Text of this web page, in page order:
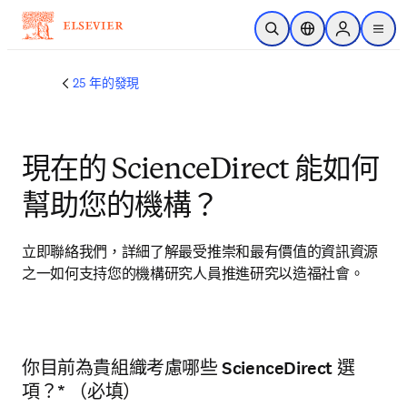
跳到主要內容
公開搜尋位置選擇器Sign in to
menu
25 年的發現
現在的 ScienceDirect 能如何
幫助您的機構？
立即聯絡我們，詳細了解最受推崇和最有價值的資訊資源
之一如何支持您的機構研究人員推進研究以造福社會。
請至少選擇一個選項
你目前為貴組織考慮哪些 ScienceDirect 選
項？* （必填）